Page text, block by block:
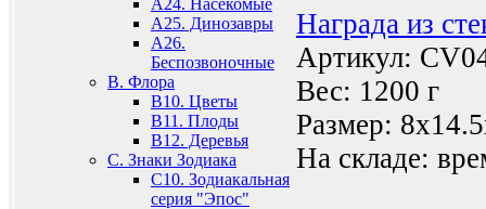
A24. Насекомые
A25. Динозавры
A26.
Беспозвоночные
B. Флора
B10. Цветы
B11. Плоды
B12. Деревья
C. Знаки Зодиака
C10. Зодиакальная
серия "Эпос"
Награда из
Артикул:
Вес: 1200 г
Размер:
На складе: